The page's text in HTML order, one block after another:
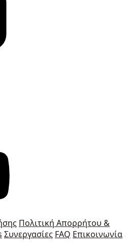
Πολιτική Απορρήτου &
Συνεργασίες FAQ Επικοινωνία